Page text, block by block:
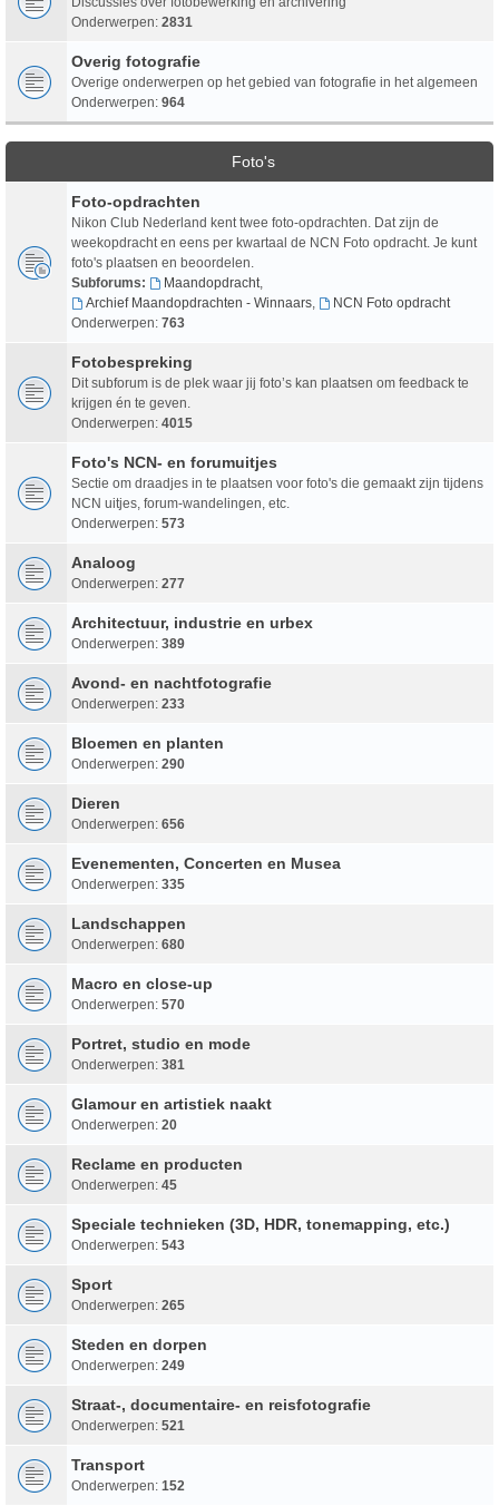
Onderwerpen: 2831
Overig fotografie
Overige onderwerpen op het gebied van fotografie in het algemeen
Onderwerpen: 964
Foto's
Foto-opdrachten
Nikon Club Nederland kent twee foto-opdrachten. Dat zijn de
weekopdracht en eens per kwartaal de NCN Foto opdracht. Je kunt
foto's plaatsen en beoordelen.
Subforums:
Maandopdracht,
Archief Maandopdrachten - Winnaars,
NCN Foto opdracht
Onderwerpen: 763
Fotobespreking
Dit subforum is de plek waar jij foto’s kan plaatsen om feedback te
krijgen én te geven.
Onderwerpen: 4015
Foto's NCN- en forumuitjes
Sectie om draadjes in te plaatsen voor foto's die gemaakt zijn tijdens
NCN uitjes, forum-wandelingen, etc.
Onderwerpen: 573
Analoog
Onderwerpen: 277
Architectuur, industrie en urbex
Onderwerpen: 389
Avond- en nachtfotografie
Onderwerpen: 233
Bloemen en planten
Onderwerpen: 290
Dieren
Onderwerpen: 656
Evenementen, Concerten en Musea
Onderwerpen: 335
Landschappen
Onderwerpen: 680
Macro en close-up
Onderwerpen: 570
Portret, studio en mode
Onderwerpen: 381
Glamour en artistiek naakt
Onderwerpen: 20
Reclame en producten
Onderwerpen: 45
Speciale technieken (3D, HDR, tonemapping, etc.)
Onderwerpen: 543
Sport
Onderwerpen: 265
Steden en dorpen
Onderwerpen: 249
Straat-, documentaire- en reisfotografie
Onderwerpen: 521
Transport
Onderwerpen: 152